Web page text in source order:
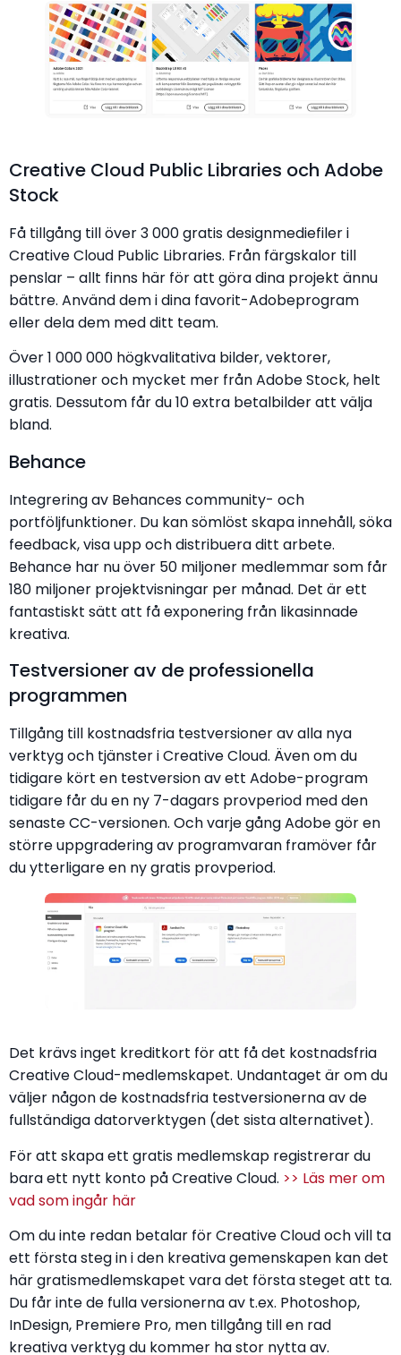
Creative Cloud Public Libraries och Adobe
Stock
Få tillgång till över 3 000 gratis designmediefiler i
Creative Cloud Public Libraries. Från färgskalor till
penslar – allt finns här för att göra dina projekt ännu
bättre. Använd dem i dina favorit-Adobeprogram
eller dela dem med ditt team.
Över 1 000 000 högkvalitativa bilder, vektorer,
illustrationer och mycket mer från Adobe Stock, helt
gratis. Dessutom får du 10 extra betalbilder att välja
bland.
Behance
Integrering av Behances community- och
portföljfunktioner. Du kan sömlöst skapa innehåll, söka
feedback, visa upp och distribuera ditt arbete.
Behance har nu över 50 miljoner medlemmar som får
180 miljoner projektvisningar per månad. Det är ett
fantastiskt sätt att få exponering från likasinnade
kreativa.
Testversioner av de professionella
programmen
Tillgång till kostnadsfria testversioner av alla nya
verktyg och tjänster i Creative Cloud. Även om du
tidigare kört en testversion av ett Adobe-program
tidigare får du en ny 7-dagars provperiod med den
senaste CC-versionen. Och varje gång Adobe gör en
större uppgradering av programvaran framöver får
du ytterligare en ny gratis provperiod.
Det krävs inget kreditkort för att få det kostnadsfria
Creative Cloud-medlemskapet. Undantaget är om du
väljer någon de kostnadsfria testversionerna av de
fullständiga datorverktygen (det sista alternativet).
För att skapa ett gratis medlemskap registrerar du
bara ett nytt konto på Creative Cloud. >> Läs mer om
vad som ingår här
Om du inte redan betalar för Creative Cloud och vill ta
ett första steg in i den kreativa gemenskapen kan det
här gratismedlemskapet vara det första steget att ta.
Du får inte de fulla versionerna av t.ex. Photoshop,
InDesign, Premiere Pro, men tillgång till en rad
kreativa verktyg du kommer ha stor nytta av.